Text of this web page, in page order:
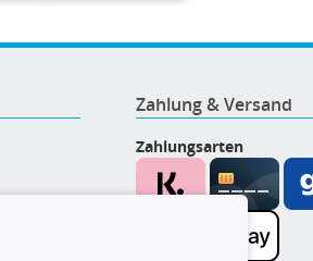
Zahlung & Versand
Zahlungsarten